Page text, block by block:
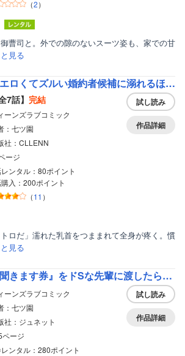
（2）
曹司と。外での隙のないスーツ姿も、家での甘
見る
元ギャル令嬢は、エロくてズルい婚約者候補に溺れるほど愛される。
7話】 完結
ーンズラブコミック
：七ツ園
社：CLLENN
ージ
ンタル：80ポイント
入：200ポイント
（11 ）
試し読み
作品詳細
ロだ」濡れた乳首をつままれて全身が疼く。慣
見る
『なんでも言う事聞きます券』をドSな先輩に渡したら…【デジタルコミックス版】
ーンズラブコミック
：七ツ園
社：ジュネット
ページ
ンタル：280ポイント
試し読み
作品詳細